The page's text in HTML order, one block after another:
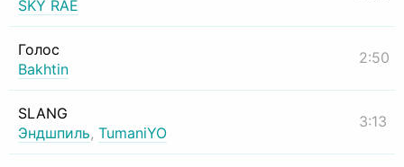
SKY RAE
Голос
Bakhtin
2:50
SLANG
Эндшпиль, TumaniYO
3:13